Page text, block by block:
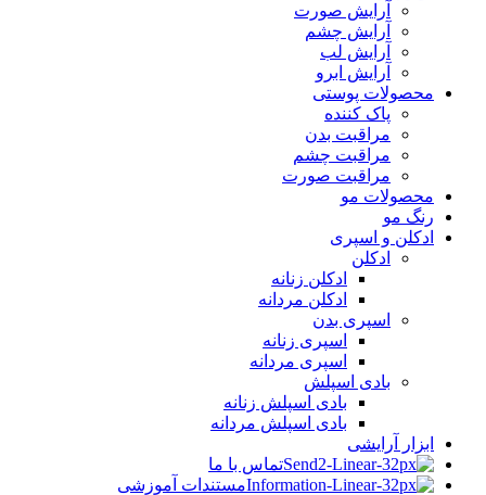
آرایش صورت
آرایش چشم
آرایش لب
آرایش ابرو
محصولات پوستی
پاک کننده
مراقبت بدن
مراقبت چشم
مراقبت صورت
محصولات مو
رنگ مو
ادکلن و اسپری
ادکلن
ادکلن زنانه
ادکلن مردانه
اسپری بدن
اسپری زنانه
اسپری مردانه
بادی اسپلش
بادی اسپلش زنانه
بادی اسپلش مردانه
ابزار آرایشی
تماس با ما
مستندات آموزشی